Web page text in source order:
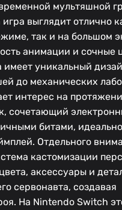
мультяшной
выглядит отлично
так и на большом
анимации и сочные
имеет уникальный
до механических
интерес на
сочетающий
битами,
Отдельного
кастомизации
аксессуары и
сервонавта, создавая
На Nintendo Switch